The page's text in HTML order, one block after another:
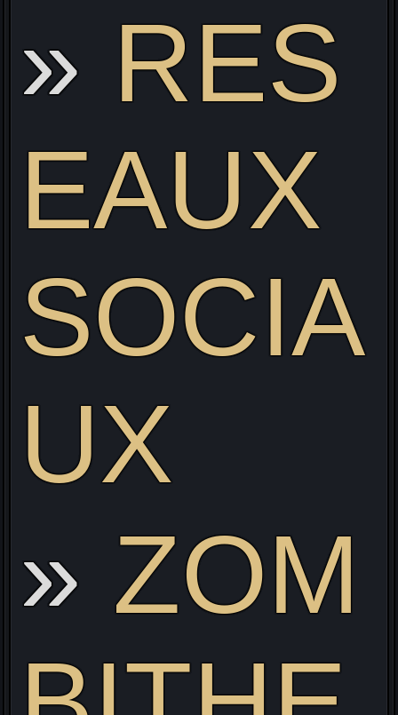
RES
EAUX
SOCIA
UX
ZOM